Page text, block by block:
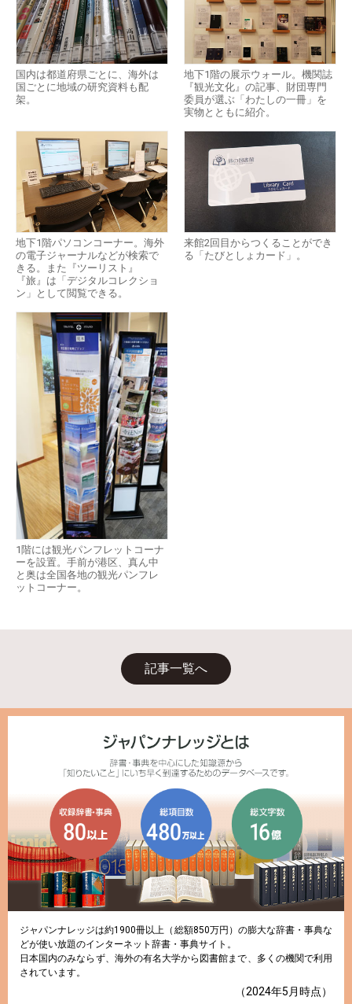
国内は都道府県ごとに、海外は
国ごとに地域の研究資料も配
架。
地下1階の展示ウォール。機関誌
『観光文化』の記事、財団専門
委員が選ぶ「わたしの一冊」を
実物とともに紹介。
地下1階パソコンコーナー。海外
の電子ジャーナルなどが検索で
きる。また『ツーリスト』
『旅』は「デジタルコレクショ
ン」として閲覧できる。
来館2回目からつくることができ
る「たびとしょカード」。
1階には観光パンフレットコーナ
ーを設置。手前が港区、真ん中
と奥は全国各地の観光パンフレ
ットコーナー。
記事一覧へ
ジャパンナレッジは約1900冊以上（総額850万円）の膨大な辞書・事典な
どが使い放題のインターネット辞書・事典サイト。
日本国内のみならず、海外の有名大学から図書館まで、多くの機関で利用
されています。
（2024年5月時点）